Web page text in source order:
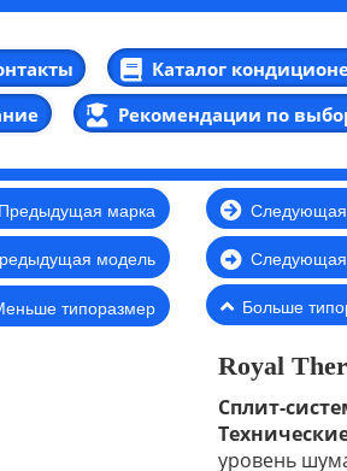
Каталог
Рекомендации по
Предыдущая марка
модель
типоразмер
Больше
Royal
Сплит-
уровень